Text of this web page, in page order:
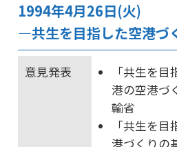
1994年4月26日(火)
―共生を目指した空港
意見発表
「共生を
港の空港
輸省
「共生を